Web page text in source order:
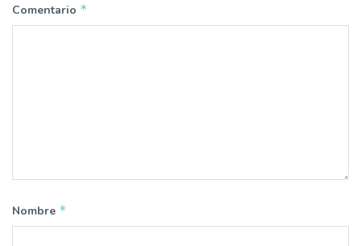
Comentario *
Nombre *